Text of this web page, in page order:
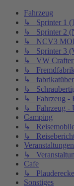
Fahrzeug
↳ Sprinter 1
↳ Sprinter 2
↳ NCV3
↳ Sprinter 3
↳ VW
↳
↳
↳
↳ Fahrzeug -
↳ Fahrzeug -
Camping
↳
↳
Veranstaltungen
↳
Cafe
↳ Plauderecke
Sonstiges